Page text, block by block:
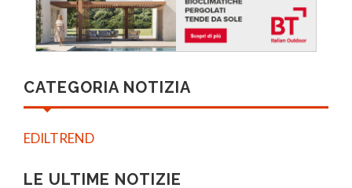
CATEGORIA NOTIZIA
EDILTREND
LE ULTIME NOTIZIE